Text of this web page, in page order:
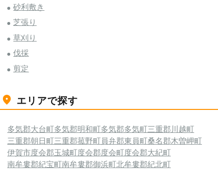
砂利敷き
芝張り
草刈り
伐採
剪定
エリアで探す
多気郡大台町多気郡明和町多気郡多気町三重郡川越町
三重郡朝日町三重郡菰野町員弁郡東員町桑名郡木曽岬町
伊賀市度会郡玉城町度会郡度会町度会郡大紀町
南牟婁郡紀宝町南牟婁郡御浜町北牟婁郡紀北町